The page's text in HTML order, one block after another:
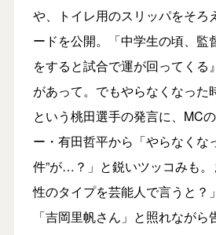
や、トイレ用のスリッパをそろ
ードを公開。「中学生の頃、監
をすると試合で運が回ってくる
があって。でもやらなくなった
という桃田選手の発言に、MC
ー・有田哲平から「やらなくな
件”が…？」と鋭いツッコみも
性のタイプを芸能人で言うと？
「吉岡里帆さん」と照れなが